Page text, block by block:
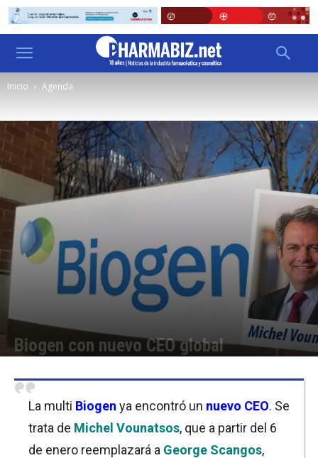
Inicio Agenda
Biogen con nuevo CEO global
La multi Biogen ya encontró un nuevo CEO. Se
trata de Michel Vounatsos, que a partir del 6
de enero reemplazará a George Scangos,